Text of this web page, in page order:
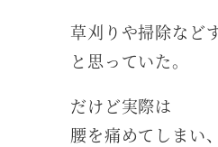
草刈りや掃除など
と思っていた。
だけど実際は
腰を痛めてしまい、